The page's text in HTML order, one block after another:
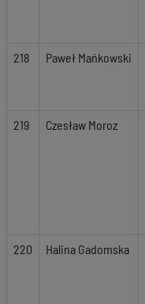
218 Paweł Mańkowski
219 Czesław Moroz
220 Halina Gadomska